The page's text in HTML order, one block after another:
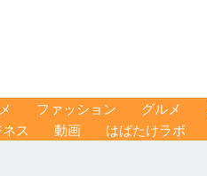
ファッション グルメ
ス 動画 はばたけラボ